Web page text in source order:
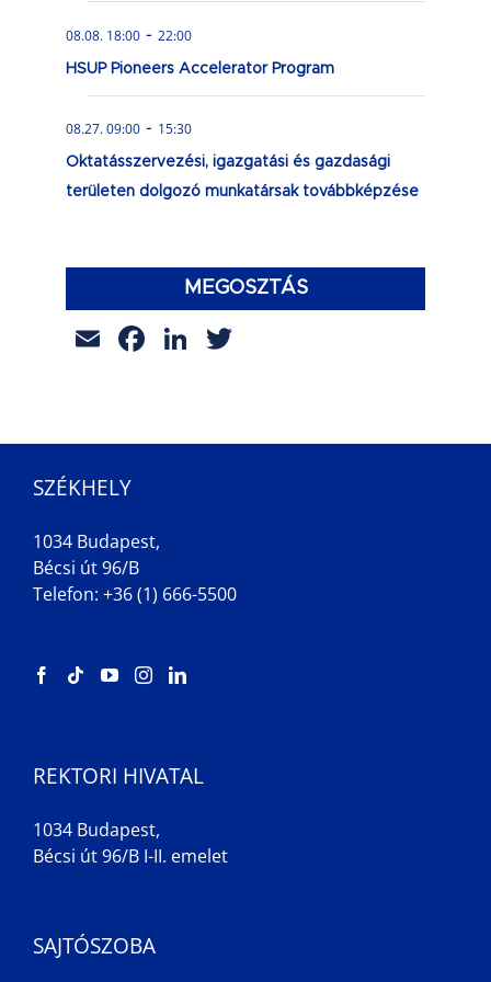
08.08. 18:00 - 22:00
HSUP Pioneers Accelerator Program
08.27. 09:00 - 15:30
Oktatásszervezési, igazgatási és gazdasági
területen dolgozó munkatársak továbbképzése
MEGOSZTÁS
EmailFacebook
LinkedIn
SZÉKHELY
1034 Budapest,
Bécsi út 96/B
Telefon: +36 (1) 666-5500
REKTORI HIVATAL
1034 Budapest,
Bécsi út 96/B I-II. emelet
SAJTÓSZOBA